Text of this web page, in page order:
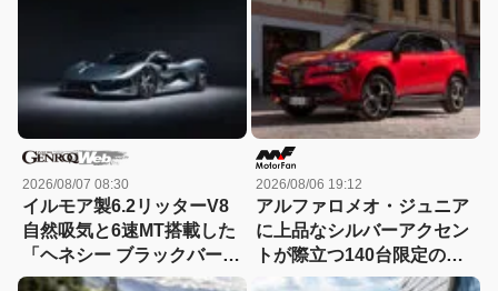
冬も快適すぎる! 【CAR
MONO図鑑】
2026/08/07 08:30
イルモア製6.2リッターV8
自然吸気と6速MT搭載した
「ヘネシー ブラックバー
ド」がデビュー【動画】
2026/08/06 19:12
アルファロメオ・ジュニア
に上品なシルバーアクセン
トが際立つ140台限定の
「スポルト スペチアーレ」